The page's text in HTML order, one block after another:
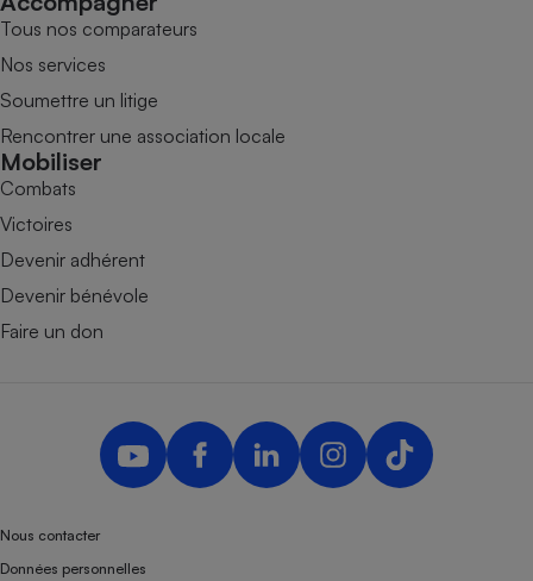
Tous nos comparateurs
Nos services
Soumettre un litige
Rencontrer une association locale
Mobiliser
Combats
Victoires
Devenir adhérent
Devenir bénévole
Faire un don
Nous contacter
Données personnelles